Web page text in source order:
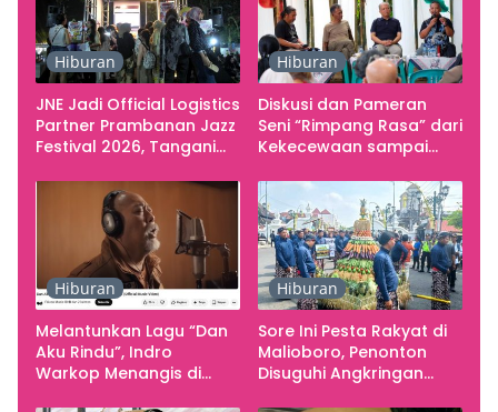
Hiburan
JNE Jadi Official Logistics
Partner Prambanan Jazz
Festival 2026, Tangani
Kebutuhan Konser
Hiburan
Diskusi dan Pameran
Seni “Rimpang Rasa” dari
Kekecewaan sampai
Yogyakarta sebagai
Pusat Pergerakan Seni
Rupa Indonesia
Hiburan
Melantunkan Lagu “Dan
Aku Rindu”, Indro
Warkop Menangis di
Hiburan
Sore Ini Pesta Rakyat di
Malioboro, Penonton
Disuguhi Angkringan